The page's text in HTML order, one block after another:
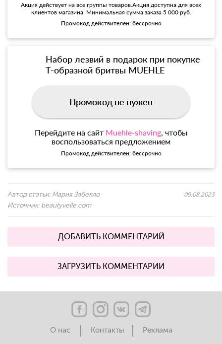
Акция действует на все группы товаров.Акция доступна для всех
клиентов магазина. Минимальная сумма заказа 5 000 руб.
Промокод действителен: бессрочно
Набор лезвий в подарок при покупке
Т-образной бритвы MUEHLE
Промокод не нужен
Перейдите на сайт Muehle-shaving, чтобы
воспользоваться предложением
Промокод действителен: бессрочно
Автор статьи: Мария Забелло
Источник: beautyvelle.com
09.08.2023
ДОБАВИТЬ КОММЕНТАРИЙ
ЗАГРУЗИТЬ КОММЕНТАРИИ
О нас Контакты Реклама